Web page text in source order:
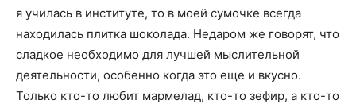
я училась в институте, то в моей сумочке всегда
находилась плитка шоколада. Недаром же говорят, что
сладкое необходимо для лучшей мыслительной
деятельности, особенно когда это еще и вкусно.
Только кто-то любит мармелад, кто-то зефир, а кто-то